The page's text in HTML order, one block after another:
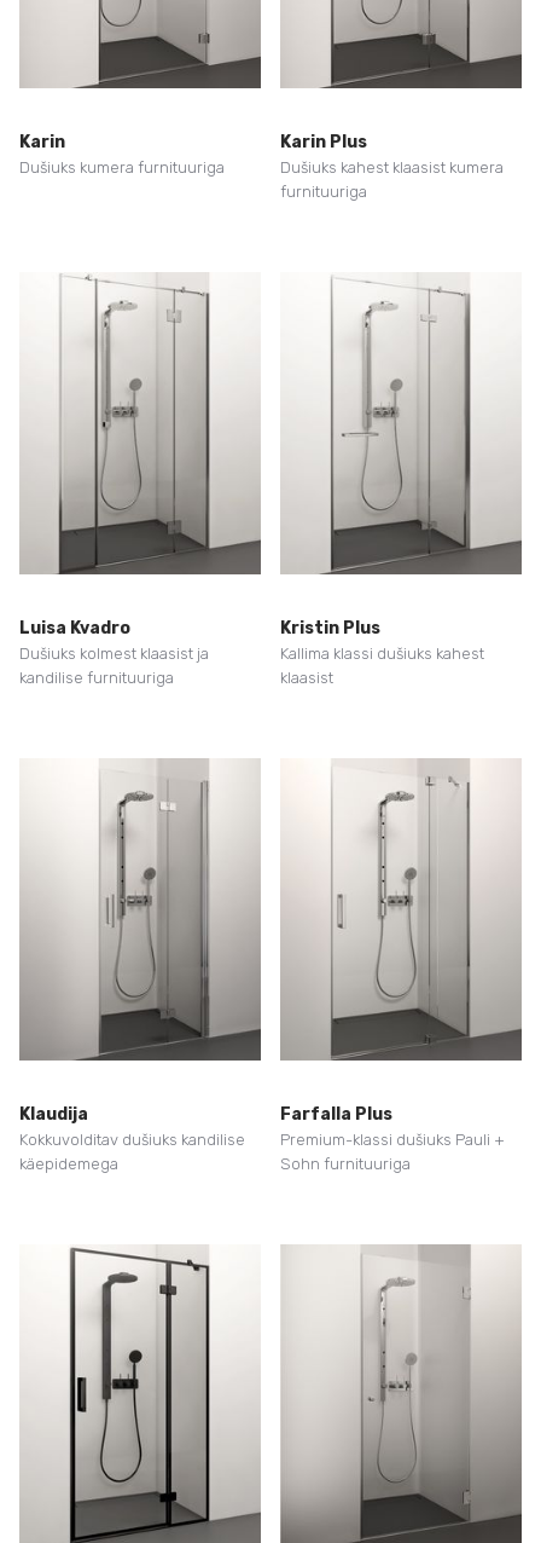
Karin
Dušiuks kumera furnituuriga
Karin Plus
Dušiuks kahest klaasist kumera
furnituuriga
Luisa Kvadro
Dušiuks kolmest klaasist ja
kandilise furnituuriga
Kristin Plus
Kallima klassi dušiuks kahest
klaasist
Klaudija
Kokkuvolditav dušiuks kandilise
käepidemega
Farfalla Plus
Premium-klassi dušiuks Pauli +
Sohn furnituuriga